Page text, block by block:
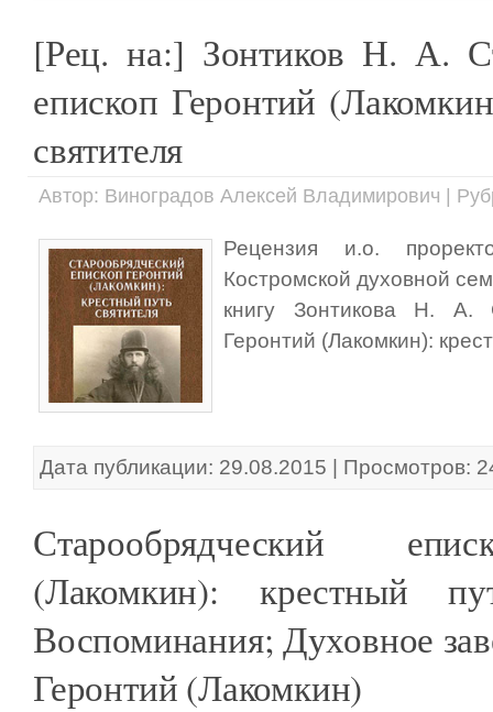
[Рец. на:] Зонтиков Н. А.
епископ Геронтий
святителя
Автор: Виноградов Алексей Владимирович |
Рецензия и.о.
Костромской духовной
книгу Зонтикова Н. А.
Геронтий (Лакомкин):
Дата публикации: 29.08.2015 | Просмотров:
Старообрядческий
(Лакомкин): крестный
Воспоминания; Духовное
Геронтий (Лакомкин)